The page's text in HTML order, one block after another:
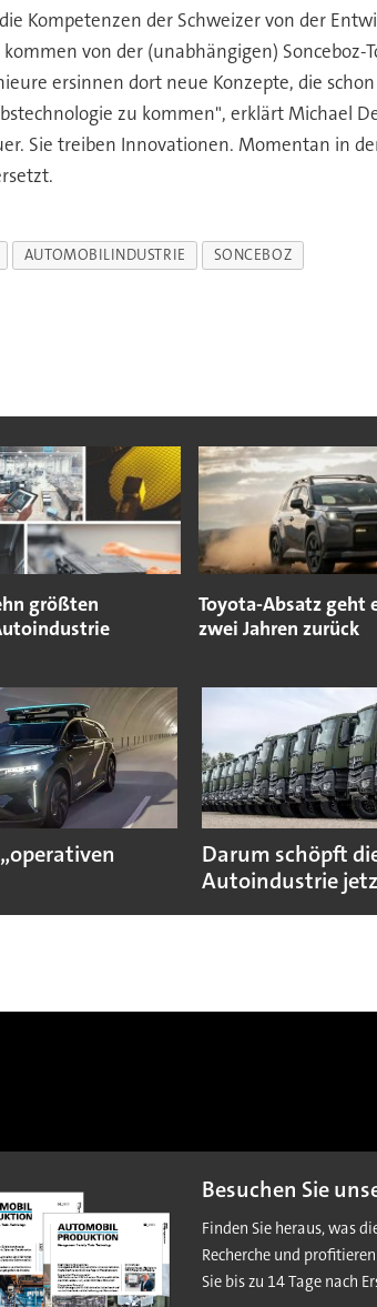
Kompetenzen der Schweizer von der
von der (unabhängigen) Sonceboz-
ersinnen dort neue Konzepte, die
zu kommen", erklärt Michael
Sie treiben Innovationen. Momentan in
AUTOMOBILINDUSTRIE SONCEBOZ
größten
Toyota-Absatz geht
zwei Jahren zurück
Darum schöpft
Autoindustrie
Besuchen Sie
Finden Sie heraus, was
Recherche und
Sie bis zu 14 Tage nach